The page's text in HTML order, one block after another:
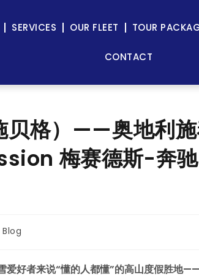
SERVICES OUR FLEET TOUR
CONTACT
格）——奥地利施
梅赛德斯-奔
Blog
爱好者来说“懂的人都懂”的高山度假胜地